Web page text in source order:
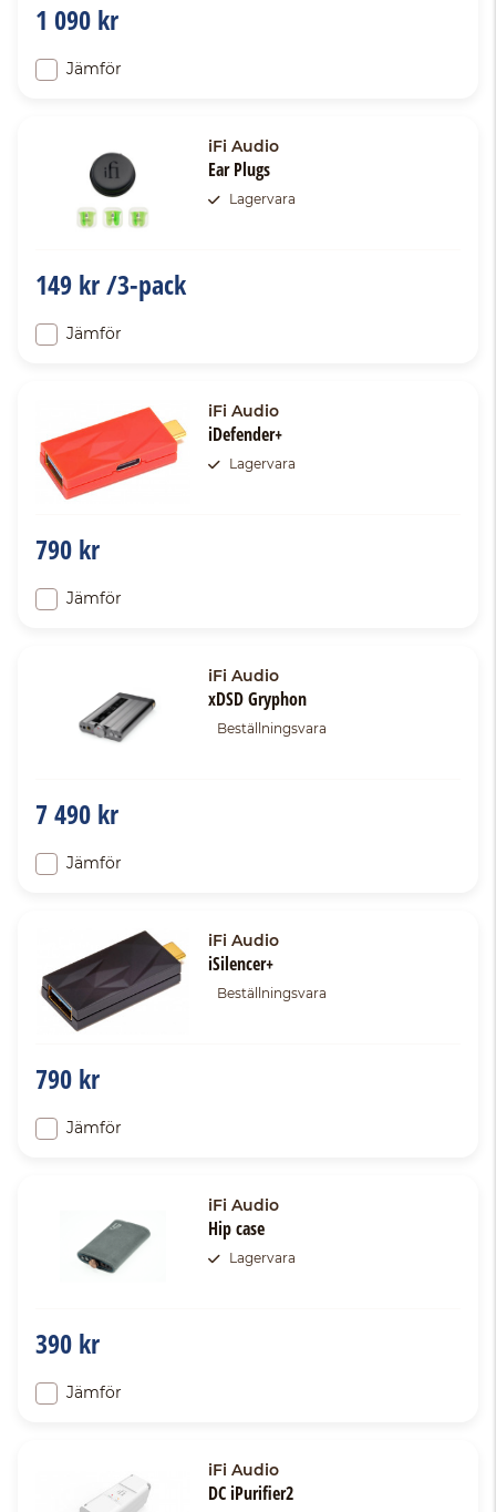
1 090 kr
Jämför
iFi Audio
Ear Plugs
Lagervara
149 kr /3-pack
Jämför
iFi Audio
iDefender+
Lagervara
790 kr
Jämför
iFi Audio
xDSD Gryphon
Beställningsvara
7 490 kr
Jämför
iFi Audio
iSilencer+
Beställningsvara
790 kr
Jämför
iFi Audio
Hip case
Lagervara
390 kr
Jämför
iFi Audio
DC iPurifier2